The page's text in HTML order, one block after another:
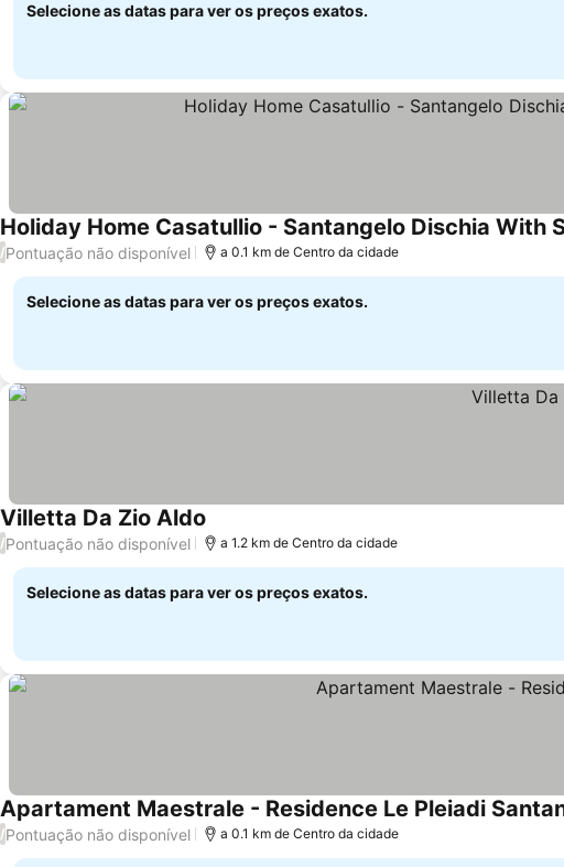
Selecione as datas para ver os preços exatos.
Holiday Home Casatullio - Santangelo Dischia With
/Pontuação não disponível a 0.1 km de Centro da cidade
Selecione as datas para ver os preços exatos.
Villetta Da Zio AldoVer preços
/Pontuação não disponível a 1.2 km de Centro da cidade
Selecione as datas para ver os preços exatos.
Apartament Maestrale - Residence Le Pleiadi
/Pontuação não disponível a 0.1 km de Centro da cidade